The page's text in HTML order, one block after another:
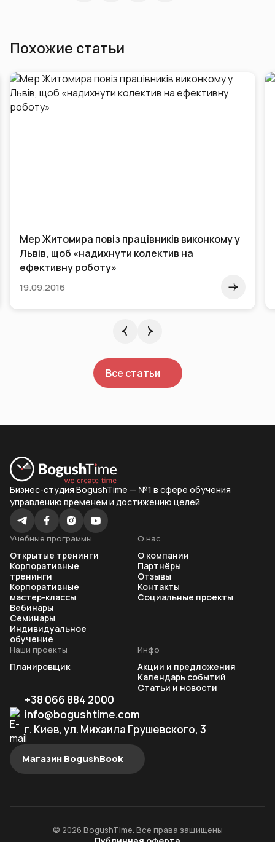
Похожие статьи
SMM.Camp #1 Киев 19 декабря
24.05.2015
Все статьи
Бизнес-студия BogushTime — №1 в сфере обучения
управлению временем и достижению целей
Учебные программы
Открытые тренинги
Корпоративные
тренинги
Корпоративные
мастер-классы
Вебинары
Семинары
Индивидуальное
обучение
Наши проекты
Планировщик
Инфо
Акции и предложения
Календарь событий
Статьи и новости
О нас
О компании
Партнёры
Отзывы
Контакты
Социальные проекты
+38 066 884 2000
info@bogushtime.com
г. Киев, ул. Михаила Грушевского, 3
Магазин BogushBook
© 2026 BogushTime. Все права защищены